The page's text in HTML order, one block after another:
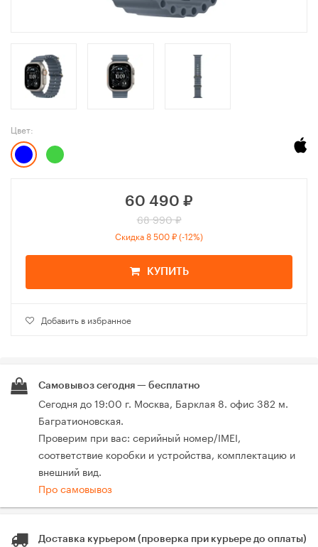
Цвет:
60 490 ₽
68 990 ₽
Скидка 8 500 ₽ (-12%)
КУПИТЬ
Добавить в избранное
Самовывоз сегодня — бесплатно
Сегодня до 19:00 г. Москва, Барклая 8. офис 382 м.
Багратионовская.
Проверим при вас: серийный номер/IMEI,
соответствие коробки и устройства, комплектацию и
внешний вид.
Про самовывоз
Доставка курьером (проверка при курьере до оплаты)